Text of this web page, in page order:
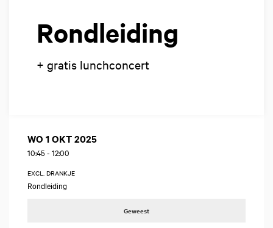
Rondleiding
+ gratis lunchconcert
WO 1 OKT 2025
10:45 - 12:00
EXCL. DRANKJE
Rondleiding
Geweest